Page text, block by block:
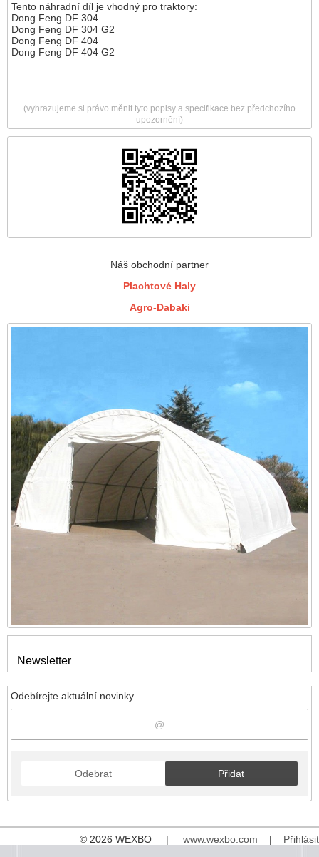
Náš obchodní partner
Plachtové Haly
Agro-Dabaki
Tento náhradní díl je vhodný pro traktory:
Dong Feng DF 304
Dong Feng DF 304 G2
Dong Feng DF 404
Dong Feng DF 404 G2
(vyhrazujeme si právo měnit tyto popisy a specifikace bez předchozího
upozornění)
Newsletter
Odebírejte aktuální novinky
Odebrat Přidat
© 2026 WEXBO | www.wexbo.com | Přihlásit